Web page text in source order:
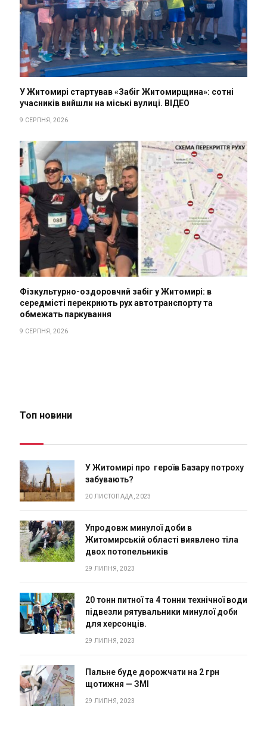
У Житомирі стартував «Забіг Житомирщина»: сотні
учасників вийшли на міські вулиці. ВІДЕО
9 СЕРПНЯ, 2026
Фізкультурно-оздоровчий забіг у Житомирі: в
середмісті перекриють рух автотранспорту та
обмежать паркування
9 СЕРПНЯ, 2026
Топ новини
У Житомирі про героїв Базару потроху
забувають?
20 ЛИСТОПАДА, 2023
Упродовж минулої доби в
Житомирській області виявлено тіла
двох потопельників
29 ЛИПНЯ, 2023
20 тонн питної та 4 тонни технічної води
підвезли рятувальники минулої доби
для херсонців.
29 ЛИПНЯ, 2023
Пальне буде дорожчати на 2 грн
щотижня — ЗМІ
29 ЛИПНЯ, 2023